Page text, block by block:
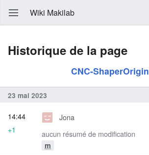
Wiki Makilab
Historique de la page
CNC-ShaperOrigin
23 mai 2023
Jona
aucun résumé de modification
m
14:44
+1